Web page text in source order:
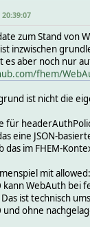
zum Stand von
inzwischen
es aber noch nur
fhem/
ist nicht die
für
eine JSON-
das im FHEM-
mit allowed:
kann WebAuth bei
ist technisch
und ohne